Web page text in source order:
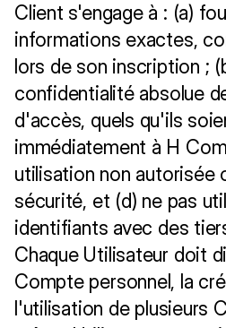
Client s'engage à : (a)
informations exactes,
lors de son inscription ;
confidentialité absolue
d'accès, quels qu'ils
immédiatement à H
utilisation non autorisée
sécurité, et (d) ne pas
identifiants avec des
Chaque Utilisateur doit
Compte personnel, la
l'utilisation de plusieurs